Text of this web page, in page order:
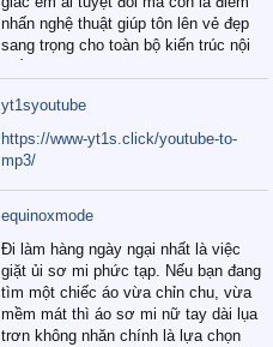
nhấn nghệ thuật giúp tôn lên vẻ đẹp
sang trọng cho toàn bộ kiến trúc nội
Tuy nhiên, giữa thị trường đa dạng
với vô vàn thương hiệu và mẫu mã
như hiện nay, làm thế nào để chọn
được những bộ chăn ga gối đệm cao
cấp thực sự chất lượng, phù hợp với
khí hậu và nhu cầu sử dụng của gia
đình? Hãy cùng chúng tôi đi tìm lời
giải đáp chi tiết qua bài viết dưới đây.
1. Tại sao các gia đình hiện đại lại ưa
chuộng chăn ga gối đệm cao cấp?
yt1syoutube
https://www-yt1s.click/youtube-to-
mp3/
equinoxmode
Đi làm hàng ngày ngại nhất là việc
giặt ủi sơ mi phức tạp. Nếu bạn đang
tìm một chiếc áo vừa chỉn chu, vừa
mềm mát thì áo sơ mi nữ tay dài lụa
trơn không nhăn chính là lựa chọn